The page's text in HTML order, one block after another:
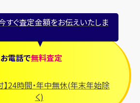
すぐ査定金額をお伝えいたしま
お電話で無料査定
】24時間・年中無休(年末年始除
く)